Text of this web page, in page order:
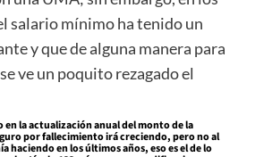
salario mínimo ha tenido un
y que de alguna manera para
ve un poquito rezagado el
en la actualización anual del monto de la
por fallecimiento irá creciendo, pero no al
haciendo en los últimos años, eso es el de lo